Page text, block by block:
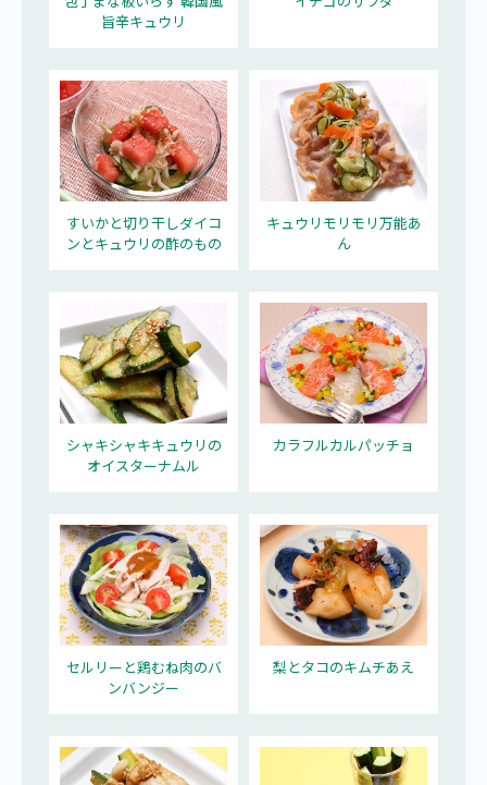
旨辛キュウリ
すいかと切り干しダイコ
ンとキュウリの酢のもの
キュウリモリモリ万能あ
ん
シャキシャキキュウリの
オイスターナムル
カラフルカルパッチョ
セルリーと鶏むね肉のバ
ンバンジー
梨とタコのキムチあえ